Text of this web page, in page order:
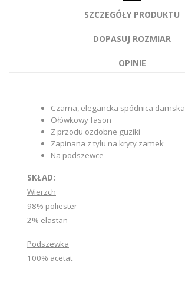
SZCZEGÓŁY PRODUKTU
DOPASUJ ROZMIAR
OPINIE
Czarna, elegancka spódnica damska
Ołówkowy fason
Z przodu ozdobne guziki
Zapinana z tyłu na kryty zamek
Na podszewce
SKŁAD:
Wierzch
98% poliester
2% elastan
Podszewka
100% acetat